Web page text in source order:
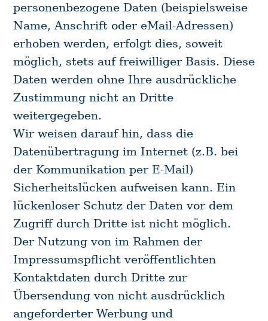
personenbezogene Daten (beispielsweise
Name, Anschrift oder eMail-Adressen)
erhoben werden, erfolgt dies, soweit
möglich, stets auf freiwilliger Basis. Diese
Daten werden ohne Ihre ausdrückliche
Zustimmung nicht an Dritte
weitergegeben.
Wir weisen darauf hin, dass die
Datenübertragung im Internet (z.B. bei
der Kommunikation per E-Mail)
Sicherheitslücken aufweisen kann. Ein
lückenloser Schutz der Daten vor dem
Zugriff durch Dritte ist nicht möglich.
Der Nutzung von im Rahmen der
Impressumspflicht veröffentlichten
Kontaktdaten durch Dritte zur
Übersendung von nicht ausdrücklich
angeforderter Werbung und